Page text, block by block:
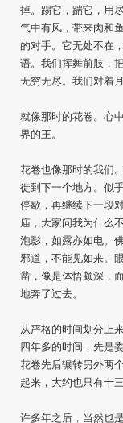
掉。踢它，踹它，用
气中有风，带来肉和
的对手。它无处不在
语。我们挥舞前肢，
无穷无尽。我们对着
就像那时的花卷。心
界的王。
花卷也像那时的我们
徙到下一个地方。似
停歇，再继续下一段
庙，大家问我为什么
泡影，如露亦如电。
邪道，不能见如来。
凿，像是体悟颇深，
地奔了过去。
从严格的时间划分上
四年多的时间，先是
花卷先后辗转另外两
起来，大约也只有十
许多年之后，当然也